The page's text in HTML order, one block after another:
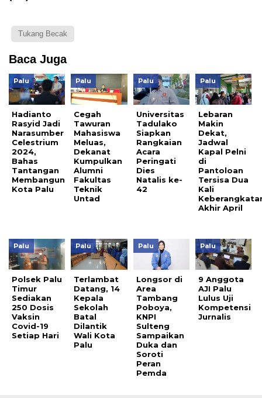
Tukang Becak
Baca Juga
Palu
Hadianto
Rasyid Jadi
Narasumber
Celestrium
2024,
Bahas
Tantangan
Membangun
Kota Palu
Palu
Cegah
Tawuran
Mahasiswa
Meluas,
Dekanat
Kumpulkan
Alumni
Fakultas
Teknik
Untad
Palu
Universitas
Tadulako
Siapkan
Rangkaian
Acara
Peringati
Dies
Natalis ke-
42
Palu
Lebaran
Makin
Dekat,
Jadwal
Kapal Pelni
di
Pantoloan
Tersisa Dua
Kali
Akhir April
Palu
Polsek Palu
Timur
Sediakan
250 Dosis
Vaksin
Covid-19
Setiap Hari
Palu
Terlambat
Datang, 14
Kepala
Sekolah
Batal
Dilantik
Wali Kota
Palu
Palu
Longsor di
Area
Tambang
Poboya,
KNPI
Sulteng
Sampaikan
Duka dan
Soroti
Peran
Pemda
Palu
9 Anggota
AJI Palu
Lulus Uji
Kompetensi
Jurnalis